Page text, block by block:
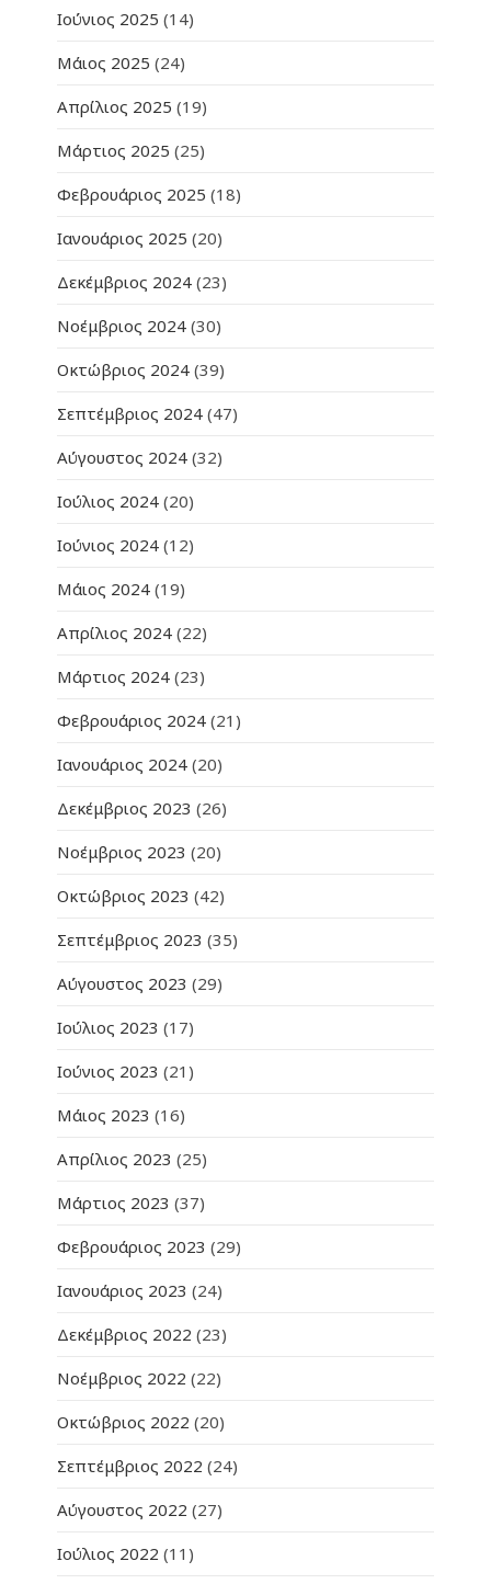
Ιούνιος 2025 (14)
Μάιος 2025 (24)
Απρίλιος 2025 (19)
Μάρτιος 2025 (25)
Φεβρουάριος 2025 (18)
Ιανουάριος 2025 (20)
Δεκέμβριος 2024 (23)
Νοέμβριος 2024 (30)
Οκτώβριος 2024 (39)
Σεπτέμβριος 2024 (47)
Αύγουστος 2024 (32)
Ιούλιος 2024 (20)
Ιούνιος 2024 (12)
Μάιος 2024 (19)
Απρίλιος 2024 (22)
Μάρτιος 2024 (23)
Φεβρουάριος 2024 (21)
Ιανουάριος 2024 (20)
Δεκέμβριος 2023 (26)
Νοέμβριος 2023 (20)
Οκτώβριος 2023 (42)
Σεπτέμβριος 2023 (35)
Αύγουστος 2023 (29)
Ιούλιος 2023 (17)
Ιούνιος 2023 (21)
Μάιος 2023 (16)
Απρίλιος 2023 (25)
Μάρτιος 2023 (37)
Φεβρουάριος 2023 (29)
Ιανουάριος 2023 (24)
Δεκέμβριος 2022 (23)
Νοέμβριος 2022 (22)
Οκτώβριος 2022 (20)
Σεπτέμβριος 2022 (24)
Αύγουστος 2022 (27)
Ιούλιος 2022 (11)